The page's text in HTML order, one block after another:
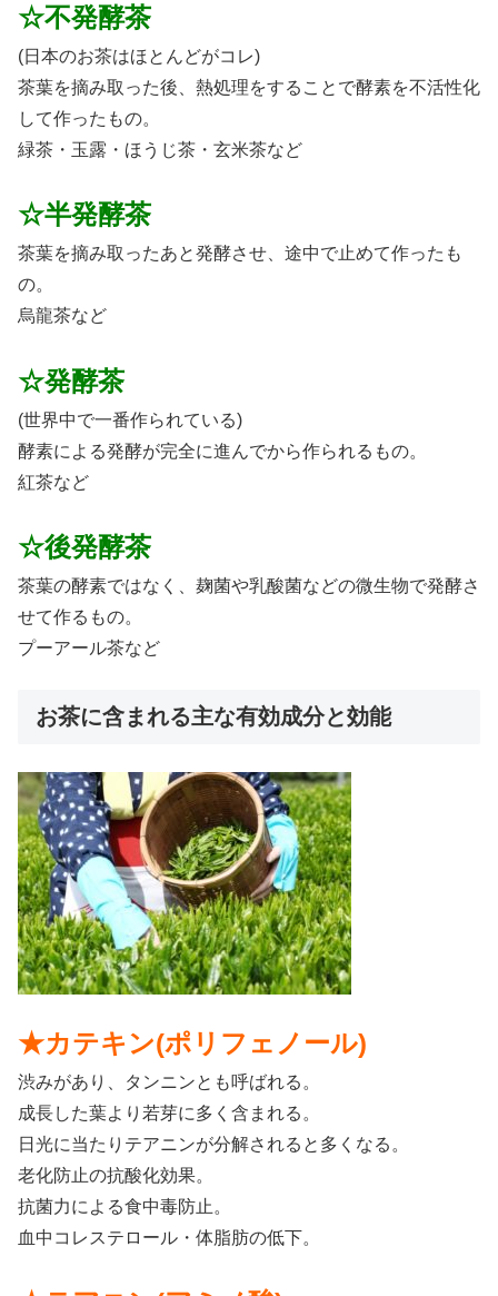
☆不発酵茶
(日本のお茶はほとんどがコレ)
茶葉を摘み取った後、熱処理をすることで酵素を不活性化
して作ったもの。
緑茶・玉露・ほうじ茶・玄米茶など
☆半発酵茶
茶葉を摘み取ったあと発酵させ、途中で止めて作ったも
の。
烏龍茶など
☆発酵茶
(世界中で一番作られている)
酵素による発酵が完全に進んでから作られるもの。
紅茶など
☆後発酵茶
茶葉の酵素ではなく、麹菌や乳酸菌などの微生物で発酵さ
せて作るもの。
プーアール茶など
お茶に含まれる主な有効成分と効能
★カテキン(ポリフェノール)
渋みがあり、タンニンとも呼ばれる。
成長した葉より若芽に多く含まれる。
日光に当たりテアニンが分解されると多くなる。
老化防止の抗酸化効果。
抗菌力による食中毒防止。
血中コレステロール・体脂肪の低下。